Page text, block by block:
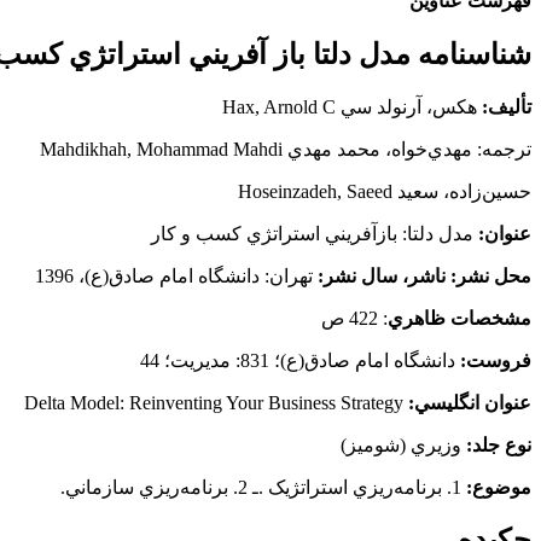
شناسنامه مدل دلتا باز آفريني استراتژي
تأليف: هکس، آرنولد سي Hax, Arnold C
ترجمه: مهدي‌خواه، محمد مهدي Mahdikhah, Mohammad Mahdi
حسين‌زاده، سعيد Hoseinzadeh, Saeed
عنوان: مدل دلتا: بازآفريني استراتژي کسب و کار
محل نشر: ناشر، سال نشر: تهران: دانشگاه امام صادق(ع)، 1396
مشخصات ظاهري: 422 ص
فروست: دانشگاه امام صادق(ع)؛ 831: مديريت؛ 44
عنوان انگليسي: Delta Model: Reinventing Your Business Strategy
نوع جلد: وزيري (شوميز)
موضوع: 1. برنامه‌ريزي استراتژيک .ـ 2. برنامه‌ريزي سازماني.